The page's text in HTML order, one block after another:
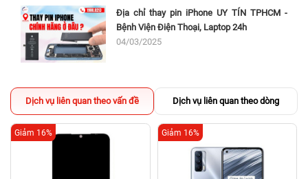
Địa chỉ thay pin iPhone UY TÍN TPHCM -
Bệnh Viện Điện Thoại, Laptop 24h
04/03/2025
Dịch vụ liên quan theo vấn đề Dịch vụ liên quan theo dòng
Giảm 16% Giảm 16%